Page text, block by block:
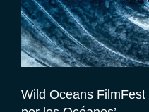
Wild Oceans FilmFest